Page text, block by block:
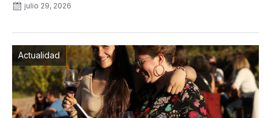
julio 29, 2026
Actualidad